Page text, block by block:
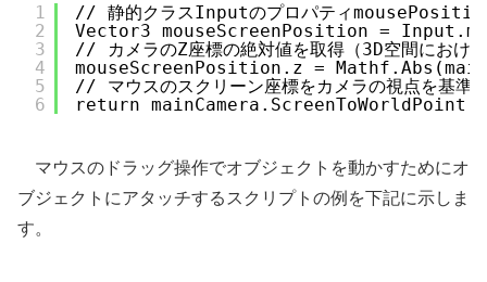
1
2
3
4
5
6
// 静的クラスInputのプロパティmousePosition
Vector3 mouseScreenPosition =
// カメラのZ座標の絶対値を取得（3D空間におけ
mouseScreenPosition.z =
// マウスのスクリーン座標をカメラの視点を基準
return
マウスのドラッグ操作でオブジェクトを動かすためにオ
ブジェクトにアタッチするスクリプトの例を下記に示しま
す。